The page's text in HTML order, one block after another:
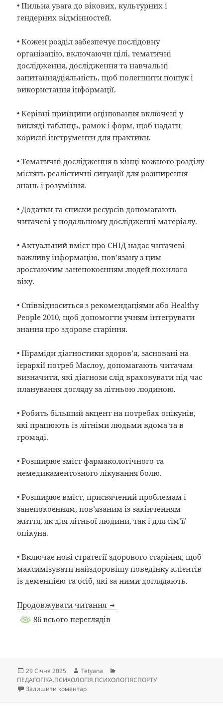
• Пильна увага до вікових, культурних і
гендерних відмінностей.
• Кожен розділ забезпечує послідовну
організацію, включаючи цілі, тематичні
дослідження, дослідження та навчальні
запитання/діяльність, щоб полегшити пошук і
використання інформації.
• Керівні принципи оцінювання включені у
вигляді таблиць, рамок і форм, щоб надати
корисні інструменти для практики.
• Тематичні дослідження в кінці кожного розділу
містять реалістичні ситуації для розширення
знань і розуміння.
• Додатки та списки ресурсів допомагають
читачеві у подальшому дослідженні матеріалу.
• Актуальний вміст про СНІД надає читачеві
важливу інформацію, пов’язану з цим
зростаючим занепокоєнням людей похилого
віку.
• Співвідноситься з рекомендаціями або Healthy
People 2010, щоб допомогти учням інтегрувати
знання про здорове старіння.
• Піраміди діагностики здоров’я, засновані на
ієрархії потреб Маслоу, допомагають читачам
визначити, які діагнози слід враховувати під час
планування догляду за літньою людиною.
• Робить більший акцент на потребах опікунів,
які працюють із літніми людьми вдома та в
громаді.
• Розширює зміст фармакологічного та
немедикаментозного лікування болю.
• Розширює вміст, присвячений проблемам і
занепокоєнням, пов’язаним із закінченням
життя, як для літньої людини, так і для сім’ї/
опікуна.
• Включає нові стратегії здорового старіння, щоб
максимізувати найздоровішу поведінку клієнтів
із деменцією та осіб, які за ними доглядають.
Продовжувати читання Toward healthy aging: human
86 всього переглядів
Опубліковано
29 Січня 2025 Автор
Tetyana
ПЕДАГОГІКА.ПСИХОЛОГІЯ.ПСИХОЛОГІЯСПОРТУ
Залишити коментардо Toward healthy aging: human need and